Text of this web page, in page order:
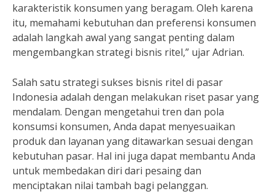
karakteristik konsumen yang beragam. Oleh karena
itu, memahami kebutuhan dan preferensi konsumen
adalah langkah awal yang sangat penting dalam
mengembangkan strategi bisnis ritel,” ujar Adrian.
Salah satu strategi sukses bisnis ritel di pasar
Indonesia adalah dengan melakukan riset pasar yang
mendalam. Dengan mengetahui tren dan pola
konsumsi konsumen, Anda dapat menyesuaikan
produk dan layanan yang ditawarkan sesuai dengan
kebutuhan pasar. Hal ini juga dapat membantu Anda
untuk membedakan diri dari pesaing dan
menciptakan nilai tambah bagi pelanggan.